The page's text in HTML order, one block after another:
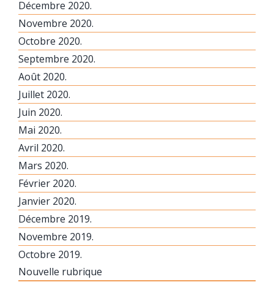
Décembre 2020.
Novembre 2020.
Octobre 2020.
Septembre 2020.
Août 2020.
Juillet 2020.
Juin 2020.
Mai 2020.
Avril 2020.
Mars 2020.
Février 2020.
Janvier 2020.
Décembre 2019.
Novembre 2019.
Octobre 2019.
Nouvelle rubrique